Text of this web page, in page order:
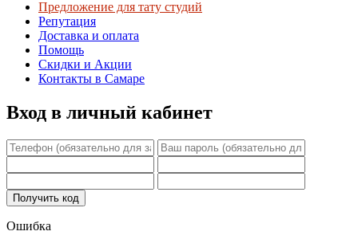
Предложение для тату студий
Репутация
Доставка и оплата
Помощь
Скидки и Акции
Контакты в Самаре
Вход в личный кабинет
Ошибка